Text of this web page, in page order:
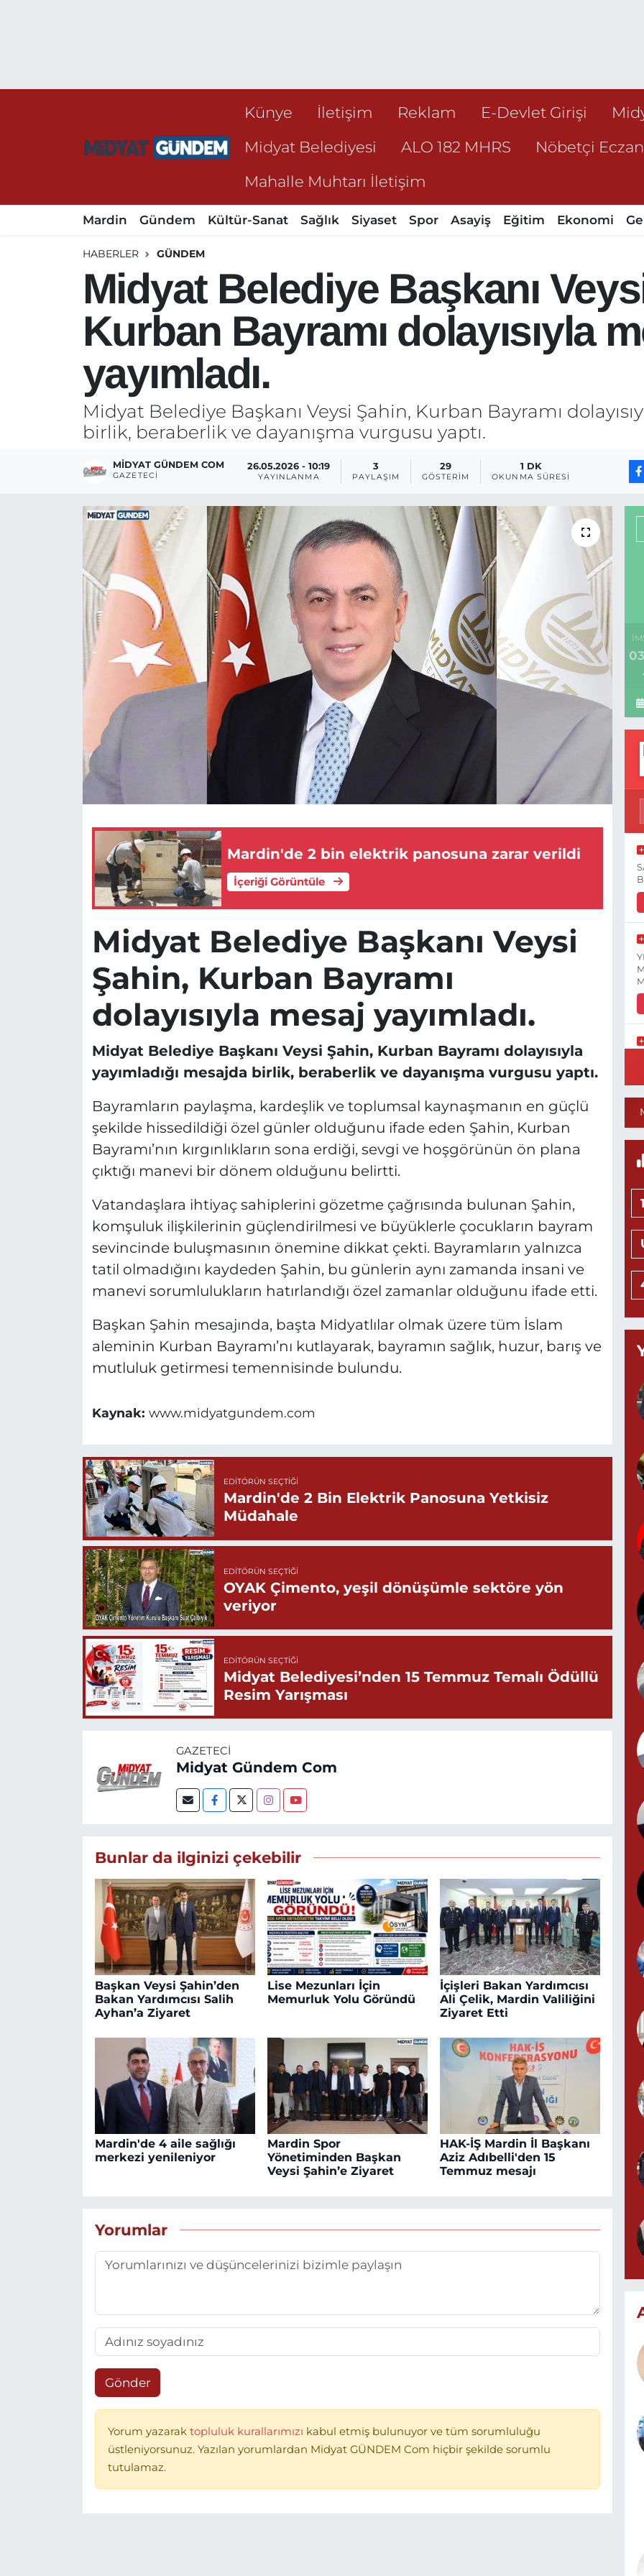
Künye İletişim Reklam E-Devlet Girişi
Midyat Belediyesi
ALO 182 MHRS Nöbetçi
Mahalle Muhtarı İletişim
Mardin Gündem Kültür-Sanat Sağlık Siyaset Spor Asayiş Eğitim Ekonomi
HABERLER GÜNDEM
Midyat Belediye Başkanı
Kurban Bayramı dolayısıyla
yayımladı.
Midyat Belediye Başkanı Veysi Şahin, Kurban Bayramı
birlik, beraberlik ve dayanışma vurgusu yaptı.
MIDYAT GÜNDEM COM
GAZETECI
26.05.2026 - 10:19
YAYINLANMA
3
PAYLAŞIM
29
GÖSTERIM
1 DK
OKUNMA SÜRESI
Mardin'de 2 bin elektrik panosuna zarar verildi
İçeriği Görüntüle
Midyat Belediye Başkanı Veysi
Şahin, Kurban Bayramı
dolayısıyla mesaj yayımladı.
Midyat Belediye Başkanı Veysi Şahin, Kurban Bayramı dolayısıyla
yayımladığı mesajda birlik, beraberlik ve dayanışma vurgusu yaptı.
Bayramların paylaşma, kardeşlik ve toplumsal kaynaşmanın en güçlü
şekilde hissedildiği özel günler olduğunu ifade eden Şahin, Kurban
Bayramı’nın kırgınlıkların sona erdiği, sevgi ve hoşgörünün ön plana
çıktığı manevi bir dönem olduğunu belirtti.
Vatandaşlara ihtiyaç sahiplerini gözetme çağrısında bulunan Şahin,
komşuluk ilişkilerinin güçlendirilmesi ve büyüklerle çocukların bayram
sevincinde buluşmasının önemine dikkat çekti. Bayramların yalnızca
tatil olmadığını kaydeden Şahin, bu günlerin aynı zamanda insani ve
manevi sorumlulukların hatırlandığı özel zamanlar olduğunu ifade etti.
Başkan Şahin mesajında, başta Midyatlılar olmak üzere tüm İslam
aleminin Kurban Bayramı’nı kutlayarak, bayramın sağlık, huzur, barış ve
mutluluk getirmesi temennisinde bulundu.
Kaynak: www.midyatgundem.com
EDITÖRÜN SEÇTIĞI
Mardin'de 2 Bin Elektrik Panosuna Yetkisiz
Müdahale
EDITÖRÜN SEÇTIĞI
OYAK Çimento, yeşil dönüşümle sektöre yön
veriyor
EDITÖRÜN SEÇTIĞI
Midyat Belediyesi’nden 15 Temmuz Temalı Ödüllü
Resim Yarışması
GAZETECI
Midyat Gündem Com
Bunlar da ilginizi çekebilir
Başkan Veysi Şahin’den
Bakan Yardımcısı Salih
Ayhan’a Ziyaret
Lise Mezunları İçin
Memurluk Yolu Göründü
İçişleri Bakan Yardımcısı
Ali Çelik, Mardin Valiliğini
Ziyaret Etti
Mardin'de 4 aile sağlığı
merkezi yenileniyor
Mardin Spor
Yönetiminden Başkan
Veysi Şahin’e Ziyaret
HAK-İŞ Mardin İl Başkanı
Aziz Adıbelli'den 15
Temmuz mesajı
Yorumlar
Gönder
Yorum yazarak topluluk kurallarımızı kabul etmiş bulunuyor ve tüm sorumluluğu
üstleniyorsunuz. Yazılan yorumlardan Midyat GÜNDEM Com hiçbir şekilde sorumlu
tutulamaz.